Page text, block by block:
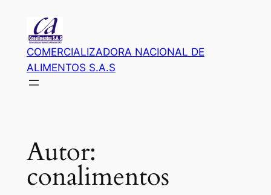
contenido
COMERCIALIZADORA NACIONAL DE
ALIMENTOS S.A.S
Autor:
conalimentos